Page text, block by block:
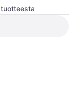
Kylmäyssuoja